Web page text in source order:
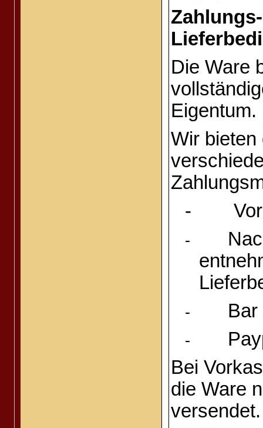
Die Ware
Eigentum.
Wir bieten
-
-
- Bar
-
Bei
die Ware
versendet.